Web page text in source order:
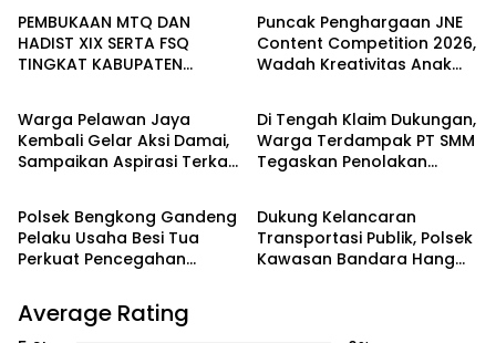
PEMBUKAAN MTQ DAN
HADIST XIX SERTA FSQ
TINGKAT KABUPATEN
KEJARI SERUYAN
Puncak Penghargaan JNE
Content Competition 2026,
Wadah Kreativitas Anak
WAHANA
Warga Pelawan Jaya
Kembali Gelar Aksi Damai,
Sampaikan Aspirasi Terkait
PEMERINTAHAN
Di Tengah Klaim Dukungan,
Warga Terdampak PT SMM
Tegaskan Penolakan
Dampaknya”
Batam
Polsek Bengkong Gandeng
Pelaku Usaha Besi Tua
Perkuat Pencegahan
Batam
Dukung Kelancaran
Transportasi Publik, Polsek
Kawasan Bandara Hang
Average Rating